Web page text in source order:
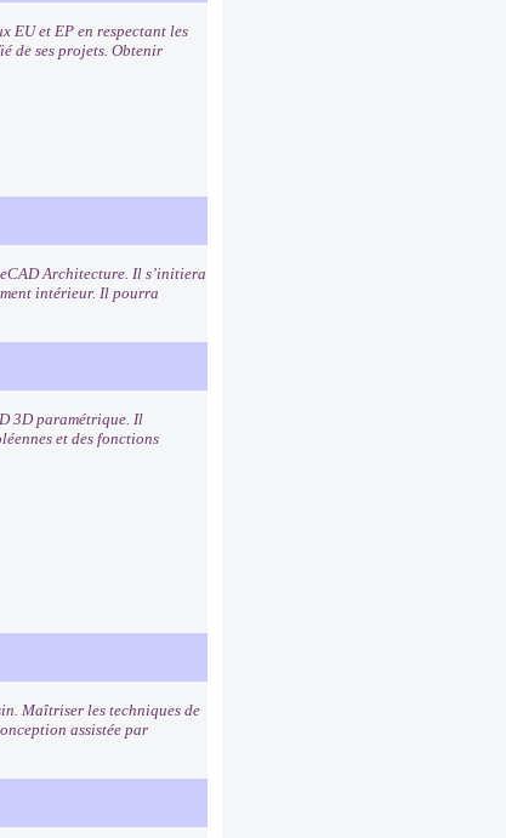
EU et EP en respectant les
de ses projets. Obtenir
Architecture. Il s’initiera
intérieur. Il pourra
3D paramétrique. Il
et des fonctions
Maîtriser les techniques de
assistée par